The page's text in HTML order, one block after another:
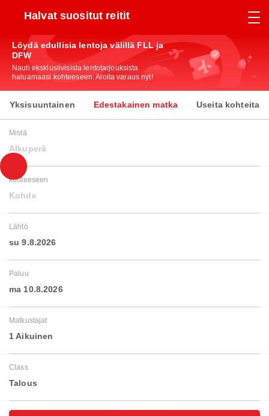
Halvat suositut reitit
Löydä edullisia lentoja välillä FLL ja
DFW
Nauti eksklusiivisista lentotarjouksista
haluamaasi kohteeseen. Aloita varaus nyt!
Yksisuuntainen Edestakainen matka Useita kohteita
Mistä
Alkuperä
kohteeseen
Kohde
Lähtö
su 9.8.2026
Paluu
ma 10.8.2026
Matkustajat
1 Aikuinen
Class
Talous